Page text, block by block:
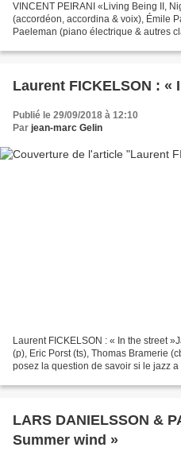
VINCENT PEIRANI «Living Being II,
(accordéon, accordina & voix), Émile
Paeleman (piano électrique & autres
Publié le 29/09/2018 à 12:10
Par jean-marc Gelin
Laurent FICKELSON : « In the street
(p), Eric Porst (ts), Thomas Bramerie
posez la question de savoir si le jazz a
LARS DANIELSSON &
Summer wind »